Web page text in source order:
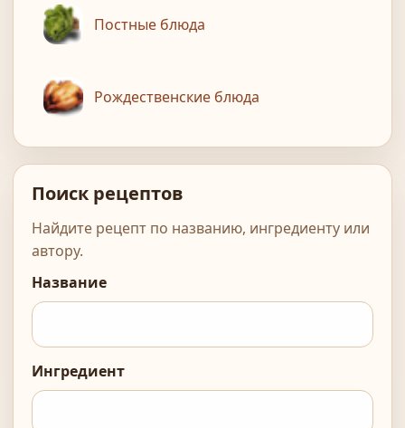
Постные блюда
Рождественские блюда
Поиск рецептов
Найдите рецепт по названию, ингредиенту или
автору.
Название
Ингредиент